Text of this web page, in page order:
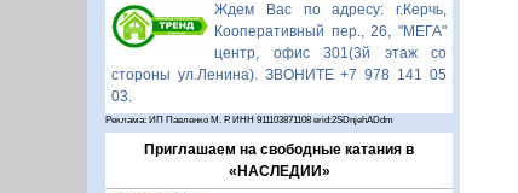
Ждем Вас по адресу: г.Керчь,
Кооперативный пер., 26, "МЕГА"
центр, офис 301(3й этаж со
стороны ул.Ленина). ЗВОНИТЕ +7 978 141 05
03.
Реклама: ИП Павленко М. Р. ИНН 911103871108 erid:2SDnjehADdm
Приглашаем на свободные катания в
«НАСЛЕДИИ»